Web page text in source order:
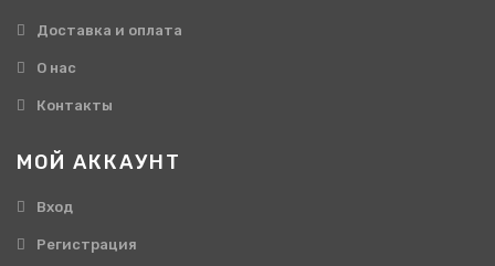
Доставка и оплата
О нас
Контакты
МОЙ АККАУНТ
Вход
Регистрация